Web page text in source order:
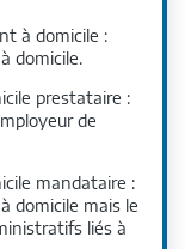
à domicile :
domicile.
prestataire :
de
mandataire :
domicile mais le
liés à